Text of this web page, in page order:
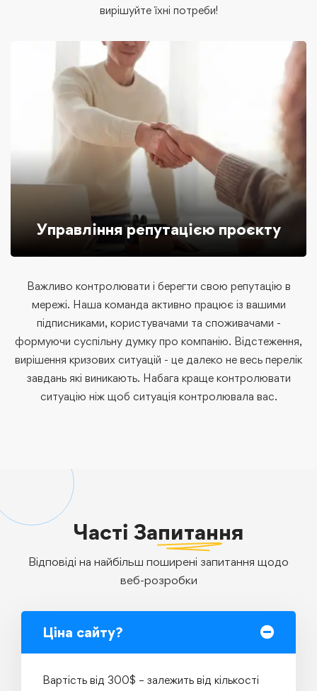
вирішуйте їхні потреби!
Управління репутацією проєкту
Важливо контролювати і берегти свою репутацію в
мережі. Наша команда активно працює із вашими
підписниками, користувачами та споживачами -
формуючи суспільну думку про компанію. Відстеження,
вирішення кризових ситуацій - це далеко не весь перелік
завдань які виникають. Набага краще контролювати
ситуацію ніж щоб ситуація контролювала вас.
Часті Запитання
Відповіді на найбільш поширені запитання щодо
веб-розробки
Ціна сайту?
Вартість від 300$ – залежить від кількості